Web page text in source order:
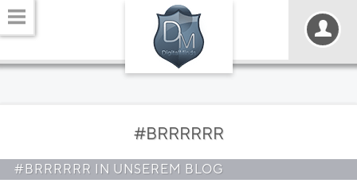
#BRRRRRR
#BRRRRRR IN UNSEREM BLOG